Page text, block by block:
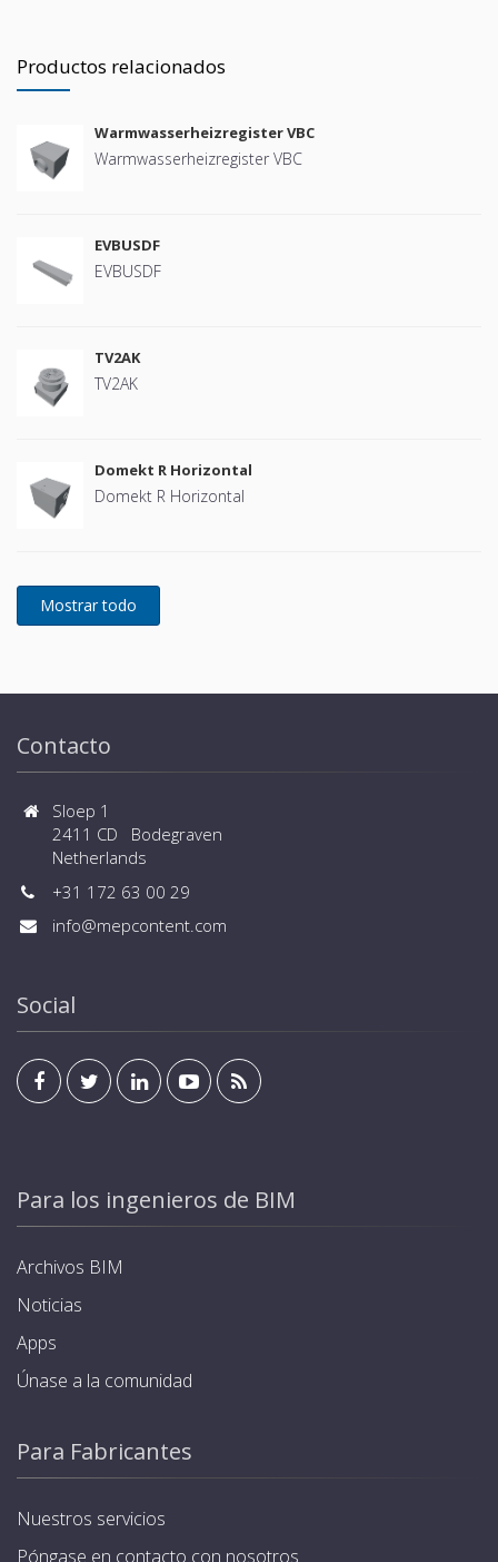
Productos relacionados
Warmwasserheizregister VBC
Warmwasserheizregister VBC
EVBUSDF
EVBUSDF
TV2AK
TV2AK
Domekt R Horizontal
Domekt R Horizontal
Contacto
Sloep 1
2411 CD Bodegraven
Netherlands
+31 172 63 00 29
info@mepcontent.com
Social
Para los ingenieros de BIM
Archivos BIM
Noticias
Apps
Únase a la comunidad
Para Fabricantes
Nuestros servicios
Póngase en contacto con nosotros